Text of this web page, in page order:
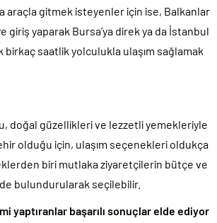
araçla gitmek isteyenler için ise, Balkanlar
giriş yaparak Bursa’ya direk ya da İstanbul
birkaç saatlik yolculukla ulaşım sağlamak
doğal güzellikleri ve lezzetli yemekleriyle
olduğu için, ulaşım seçenekleri oldukça
biri mutlaka ziyaretçilerin bütçe ve
bulundurularak seçilebilir.
yaptıranlar başarılı sonuçlar elde ediyor